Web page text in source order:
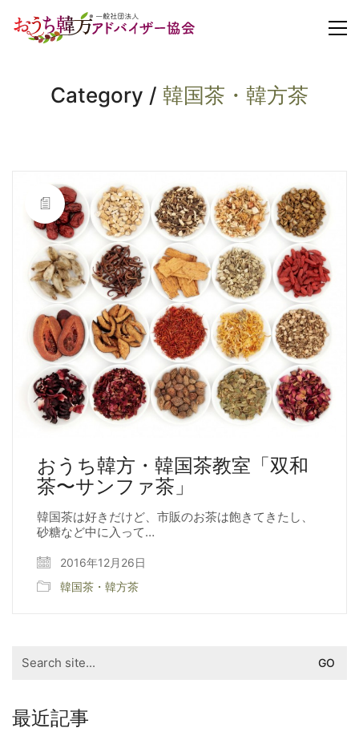
Category / 韓国茶・韓方茶
おうち韓方・韓国茶教室「双和
茶〜サンファ茶」
韓国茶は好きだけど、市販のお茶は飽きてきたし、
砂糖など中に入って…
2016年12月26日
韓国茶・韓方茶
for:
最近記事